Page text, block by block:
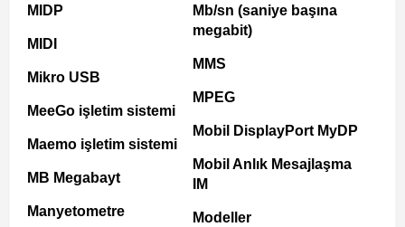
MIDP
MIDI
Mikro USB
MeeGo işletim sistemi
Maemo işletim sistemi
MB Megabayt
Manyetometre
Mb/sn (saniye başına
megabit)
MMS
MPEG
Mobil DisplayPort MyDP
Mobil Anlık Mesajlaşma
IM
Modeller